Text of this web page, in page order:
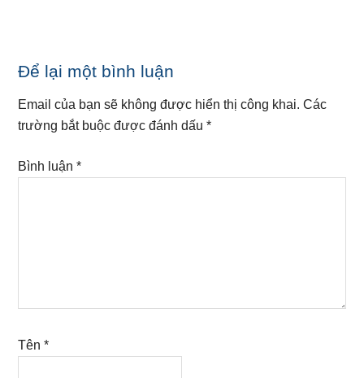
Reader
Interactions
Để lại một bình luận
Email của bạn sẽ không được hiển thị công khai. Các
trường bắt buộc được đánh dấu*
Bình luận*
Tên*